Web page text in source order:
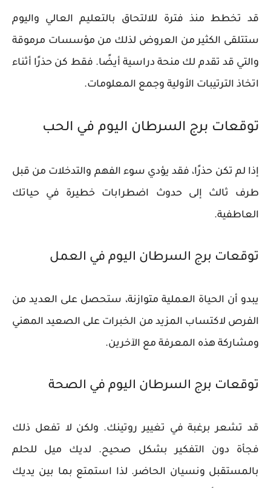
قد تخطط منذ فترة للالتحاق بالتعليم العالي واليوم
ستتلقى الكثير من العروض لذلك من مؤسسات مرموقة
والتي قد تقدم لك منحة دراسية أيضًا. فقط كن حذرًا أثناء
اتخاذ الترتيبات الأولية وجمع المعلومات.
توقعات برج السرطان اليوم في الحب
إذا لم تكن حذرًا، فقد يؤدي سوء الفهم والتدخلات من قبل
طرف ثالث إلى حدوث اضطرابات خطيرة في حياتك
العاطفية.
توقعات برج السرطان اليوم في العمل
يبدو أن الحياة العملية متوازنة، ستحصل على العديد من
الفرص لاكتساب المزيد من الخبرات على الصعيد المهني
ومشاركة هذه المعرفة مع الآخرين.
توقعات برج السرطان اليوم في الصحة
قد تشعر برغبة في تغيير روتينك. ولكن لا تفعل ذلك
فجأة دون التفكير بشكل صحيح. لديك ميل للحلم
بالمستقبل ونسيان الحاضر. لذا استمتع بما بين يديك